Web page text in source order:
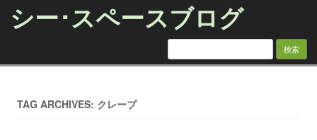
シー･スペースブログ
検索:
TAG ARCHIVES: クレープ